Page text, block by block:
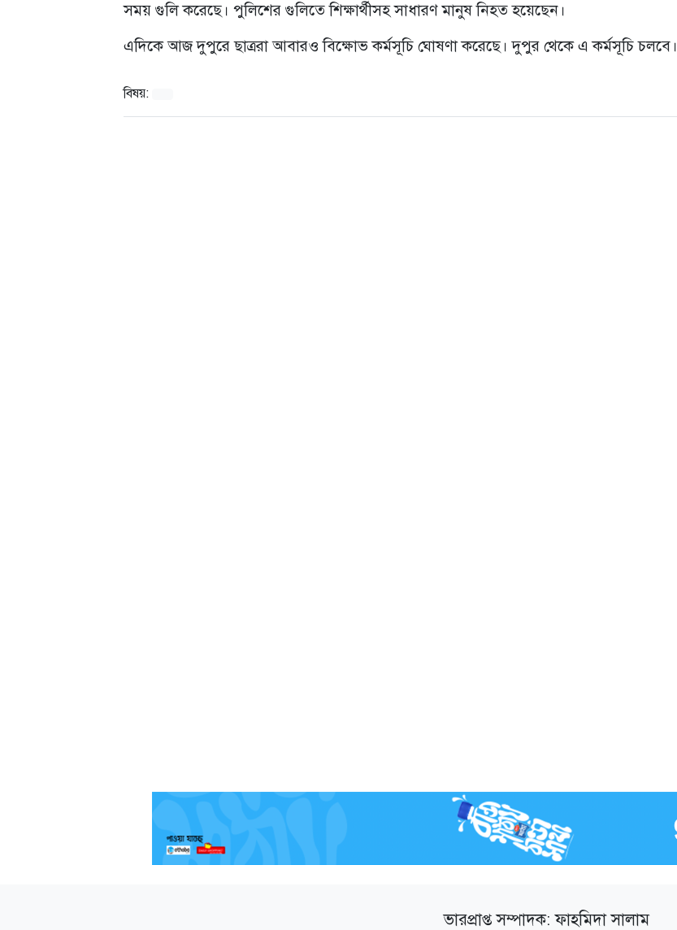
সময় গুলি করেছে। পুলিশের গুলিতে শিক্ষার্থীসহ সাধারণ মানুষ নিহত হয়েছেন।
এদিকে আজ দুপুরে ছাত্ররা আবারও বিক্ষোভ কর্মসূচি ঘোষণা করেছে। দুপুর থেকে এ কর্মসূচি চলবে।
বিষয়:
ভারপ্রাপ্ত সম্পাদক: ফাহমিদা সালাম